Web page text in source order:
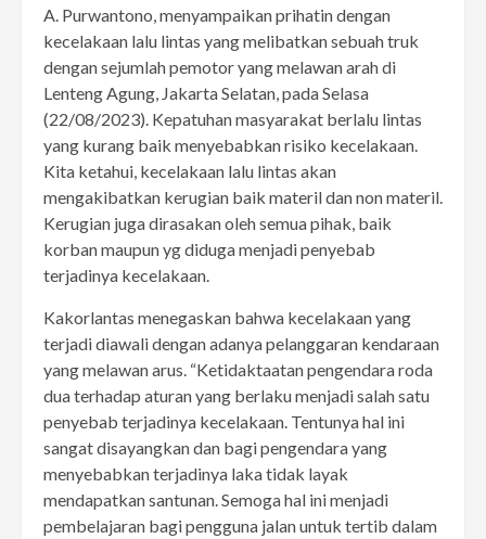
A. Purwantono, menyampaikan prihatin dengan
kecelakaan lalu lintas yang melibatkan sebuah truk
dengan sejumlah pemotor yang melawan arah di
Lenteng Agung, Jakarta Selatan, pada Selasa
(22/08/2023). Kepatuhan masyarakat berlalu lintas
yang kurang baik menyebabkan risiko kecelakaan.
Kita ketahui, kecelakaan lalu lintas akan
mengakibatkan kerugian baik materil dan non materil.
Kerugian juga dirasakan oleh semua pihak, baik
korban maupun yg diduga menjadi penyebab
terjadinya kecelakaan.
Kakorlantas menegaskan bahwa kecelakaan yang
terjadi diawali dengan adanya pelanggaran kendaraan
yang melawan arus. “Ketidaktaatan pengendara roda
dua terhadap aturan yang berlaku menjadi salah satu
penyebab terjadinya kecelakaan. Tentunya hal ini
sangat disayangkan dan bagi pengendara yang
menyebabkan terjadinya laka tidak layak
mendapatkan santunan. Semoga hal ini menjadi
pembelajaran bagi pengguna jalan untuk tertib dalam